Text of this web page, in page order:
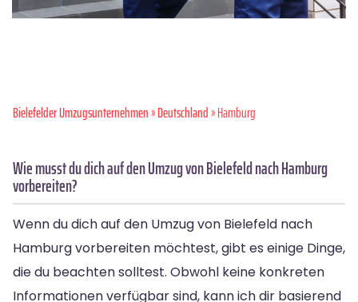
Bielefelder Umzugsunternehmen»Deutschland» Hamburg
Wie musst du dich auf den Umzug von Bielefeld nach Hamburg
vorbereiten?
Wenn du dich auf den Umzug von Bielefeld nach
Hamburg vorbereiten möchtest, gibt es einige Dinge,
die du beachten solltest. Obwohl keine konkreten
Informationen verfügbar sind, kann ich dir basierend